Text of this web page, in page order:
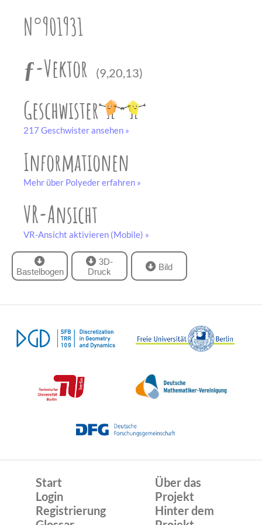
N°901931
ƒ-Vektor
(9,20,13)
Geschwister
217 Geschwister ansehen »
Informationen
Mehr über Polyeder erfahren »
VR-Ansicht
VR-Ansicht aktivieren (Mobile) »
Bastelbogen
3D-
Druck
Bild
Start
Login
Registrierung
Über das
Projekt
Hinter dem